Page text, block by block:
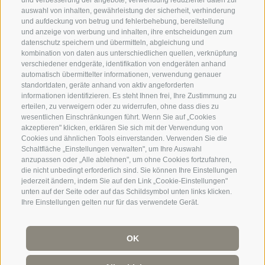
auswahl von inhalten, gewährleistung der sicherheit, verhinderung
und aufdeckung von betrug und fehlerbehebung, bereitstellung
und anzeige von werbung und inhalten, ihre entscheidungen zum
datenschutz speichern und übermitteln, abgleichung und
kombination von daten aus unterschiedlichen quellen, verknüpfung
verschiedener endgeräte, identifikation von endgeräten anhand
automatisch übermittelter informationen, verwendung genauer
standortdaten, geräte anhand von aktiv angeforderten
informationen identifizieren. Es steht Ihnen frei, Ihre Zustimmung zu
erteilen, zu verweigern oder zu widerrufen, ohne dass dies zu
wesentlichen Einschränkungen führt. Wenn Sie auf „Cookies
akzeptieren" klicken, erklären Sie sich mit der Verwendung von
Cookies und ähnlichen Tools einverstanden. Verwenden Sie die
Schaltfläche „Einstellungen verwalten", um Ihre Auswahl
anzupassen oder „Alle ablehnen", um ohne Cookies fortzufahren,
die nicht unbedingt erforderlich sind. Sie können Ihre Einstellungen
jederzeit ändern, indem Sie auf den Link „Cookie-Einstellungen"
unten auf der Seite oder auf das Schildsymbol unten links klicken.
Ihre Einstellungen gelten nur für das verwendete Gerät.
OK
+39 0471 971007
info@termocenter.com
+39 0471 971007
IMPRESSUM SITEMAP VERKAUFSBEDINGUNGEN
DOWNLOADS
COOKIE-RICHTLINIE